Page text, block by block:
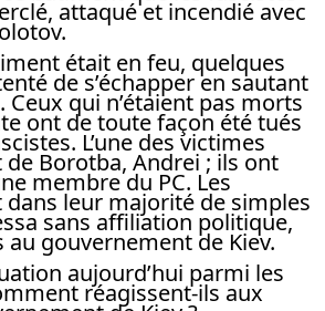
attaqué et incendié avec
était en feu, quelques
de s’échapper en sautant
Ceux qui n’étaient pas morts
ont de toute façon été tués
L’une des victimes
Borotba, Andrei ; ils ont
membre du PC. Les
leur majorité de simples
sans affiliation politique,
gouvernement de Kiev.
aujourd’hui parmi les
réagissent-ils aux